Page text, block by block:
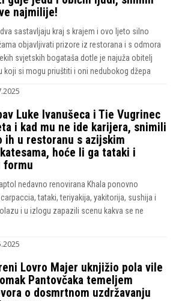
najmilije!
sastavljaju kraj s krajem i ovo ljeto silno
objavljivati prizore iz restorana i s odmora
svjetskih bogataša dotle je najuža obitelj
koji si mogu priuštiti i oni nedubokog džepa
Luke Ivanušeca i Tie Vugrinec
i kad mu ne ide karijera, snimili
ih u restoranu s azijskim
hoće li ga tataki i
formu
nedavno renovirana Khala ponovno
tataki, teriyakija, yakitorija, sushija i
i u izlogu zapazili scenu kakva se ne
Lovro Majer uknjižio pola vile
Pantovčaka temeljem
o dosmrtnom uzdržavanju